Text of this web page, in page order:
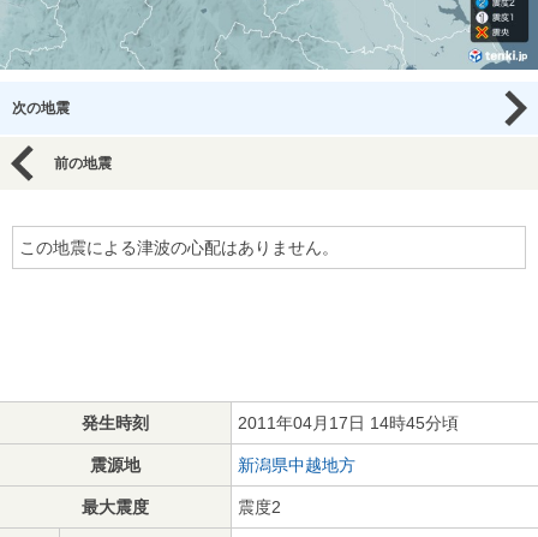
次の地震
前の地震
この地震による津波の心配はありません。
発生時刻 2011年04月17日 14時45分頃
震源地 新潟県中越地方
最大震度 震度2